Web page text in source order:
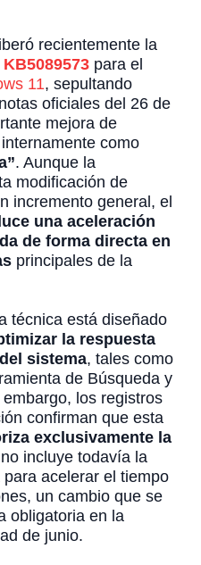
recientemente la
para el
11, sepultando
oficiales del 26 de
mejora de
como
. Aunque la
modificación de
incremento general, el
una aceleración
de forma directa en
principales de la
técnica está diseñado
la respuesta
sistema, tales como
de Búsqueda y
los registros
confirman que esta
exclusivamente la
incluye todavía la
acelerar el tiempo
un cambio que se
obligatoria en la
de junio.